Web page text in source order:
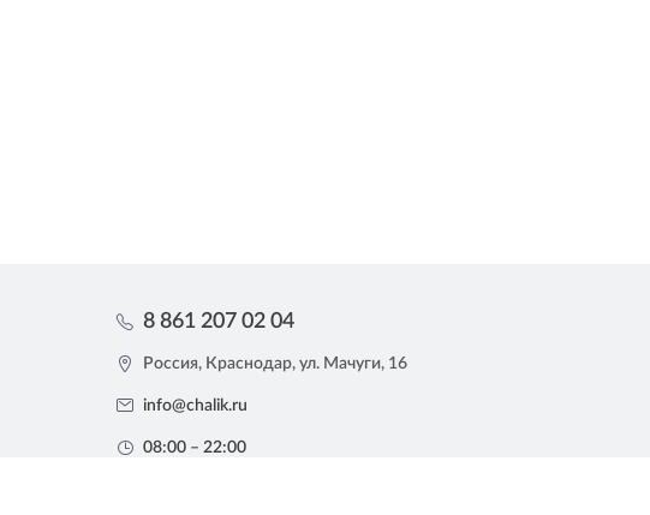
8 861 207 02 04
Россия, Краснодар, ул. Мачуги, 16
info@chalik.ru
08:00 – 22:00